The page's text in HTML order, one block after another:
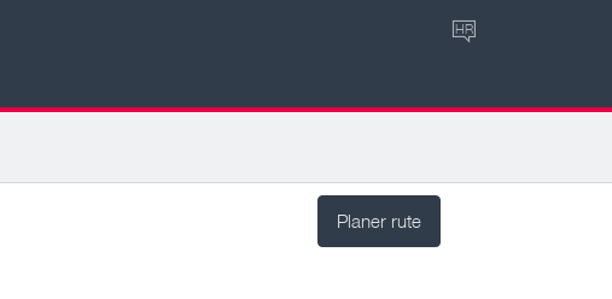
HR
Planer rute